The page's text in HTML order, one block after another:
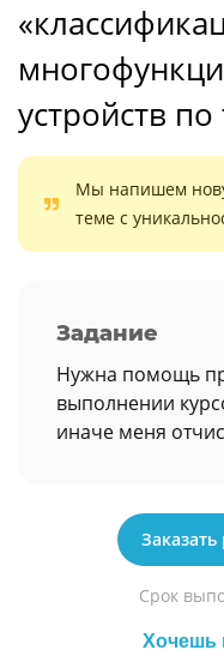
устройств по
Мы напишем
теме с
Задание
Нужна помощь
выполнении
иначе меня
Срок
Хочешь